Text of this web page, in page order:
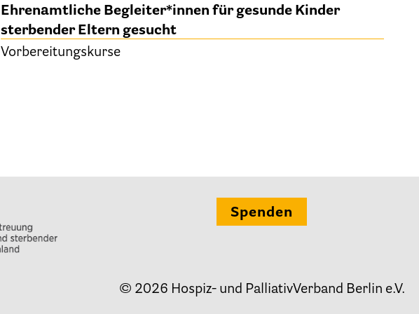
Ehrenamt
Ambulante Hospizdienste
Kinder- und Jugendhospize und -hospizdienste
Ehrenamtliche Begleiter*innen für gesunde Kinder
sterbender Eltern gesucht
Vorbereitungskurse
Spenden
© 2026 Hospiz- und PalliativVerband Berlin e.V.